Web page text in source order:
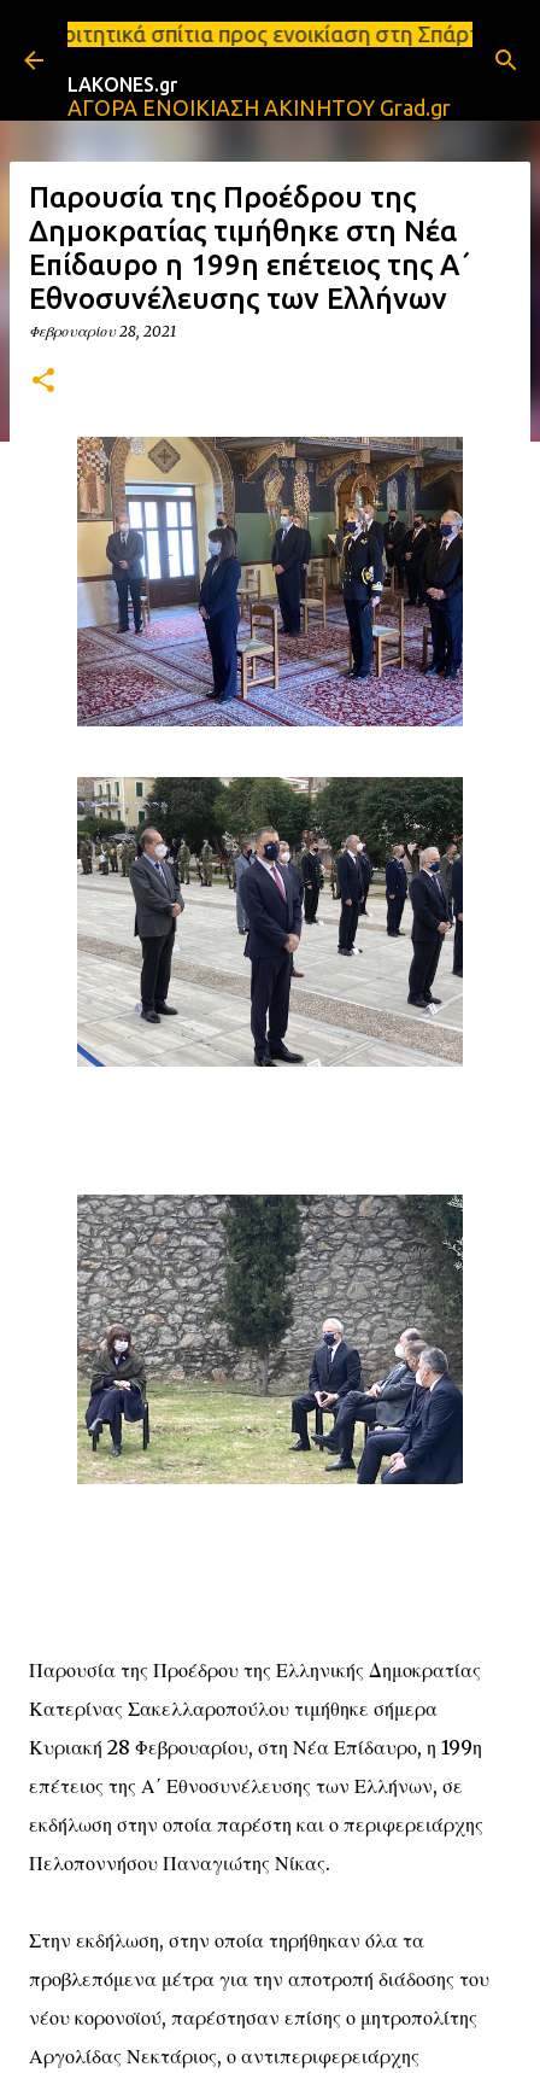
Μετάβαση στο κύριο περιεχόμενο
προς ενοικίαση στη Σπάρτη Ενοικιάσεις
LAKONES.gr
ΑΓΟΡΑ ΕΝΟΙΚΙΑΣΗ ΑΚΙΝΗΤΟΥ Grad.gr
Παρουσία της Προέδρου της
Δημοκρατίας τιμήθηκε στη Νέα
Επίδαυρο η 199η επέτειος της Α΄
Εθνοσυνέλευσης των Ελλήνων
Φεβρουαρίου 28, 2021
Παρουσία της Προέδρου της Ελληνικής Δημοκρατίας
Κατερίνας Σακελλαροπούλου τιμήθηκε σήμερα
Κυριακή 28 Φεβρουαρίου, στη Νέα Επίδαυρο, η 199η
επέτειος της Α΄ Εθνοσυνέλευσης των Ελλήνων, σε
εκδήλωση στην οποία παρέστη και ο περιφερειάρχης
Πελοποννήσου Παναγιώτης Νίκας.
Στην εκδήλωση, στην οποία τηρήθηκαν όλα τα
προβλεπόμενα μέτρα για την αποτροπή διάδοσης του
νέου κορονοϊού, παρέστησαν επίσης ο μητροπολίτης
Αργολίδας Νεκτάριος, ο αντιπεριφερειάρχης